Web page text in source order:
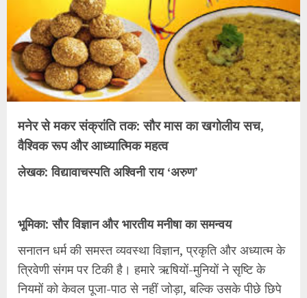
मनेर से मकर संक्रांति तक: सौर मास का खगोलीय सच,
वैश्विक रूप और आध्यात्मिक महत्व
​लेखक: विद्यावाचस्पति अश्विनी राय ‘अरुण’
​भूमिका: सौर विज्ञान और भारतीय मनीषा का समन्वय
​सनातन धर्म की समस्त व्यवस्था विज्ञान, प्रकृति और अध्यात्म के
त्रिवेणी संगम पर टिकी है। हमारे ऋषियों-मुनियों ने सृष्टि के
नियमों को केवल पूजा-पाठ से नहीं जोड़ा, बल्कि उसके पीछे छिपे